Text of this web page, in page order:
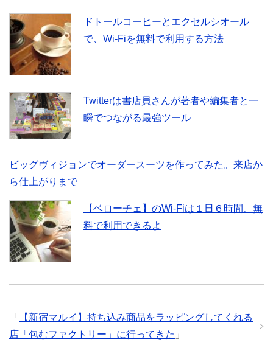
k
ドトールコーヒーとエクセルシオール
で、Wi-Fiを無料で利用する方法
Twitterは書店員さんが著者や編集者と一
瞬でつながる最強ツール
ビッグヴィジョンでオーダースーツを作ってみた。来店か
ら仕上がりまで
【ベローチェ】のWi-Fiは１日６時間、無
料で利用できるよ
「
【新宿マルイ】持ち込み商品をラッピングしてくれる
店「包むファクトリー」に行ってきた 」